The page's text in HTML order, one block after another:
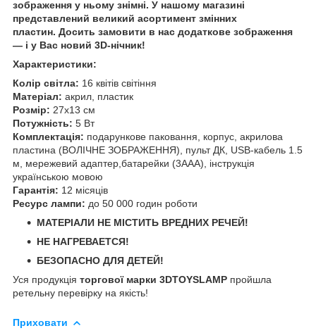
зображення у ньому знімні. У нашому магазині
представлений великий асортимент змінних
пластин. Досить замовити в нас додаткове зображення
— і у Вас новий 3D-нічник!
Характеристики:
Колір світла: 16 квітів світіння
Матеріал: акрил, пластик
Розмір: 27х13 см
Потужність: 5 Вт
Комплектація: подарункове паковання, корпус, акрилова
пластина (ВОЛІЧНЕ ЗОБРАЖЕННЯ), пульт ДК, USB-кабель 1.5
м, мережевий адаптер,батарейки (3ААА), інструкція
українською мовою
Гарантія: 12 місяців
Ресурс лампи: до 50 000 годин роботи
МАТЕРІАЛИ НЕ МІСТИТЬ ВРЕДНИХ РЕЧЕЙ!
НЕ НАГРЕВАЕТСЯ!
БЕЗОПАСНО ДЛЯ ДЕТЕЙ!
Уся продукція торгової марки 3DTOYSLAMP пройшла
ретельну перевірку на якість!
Приховати